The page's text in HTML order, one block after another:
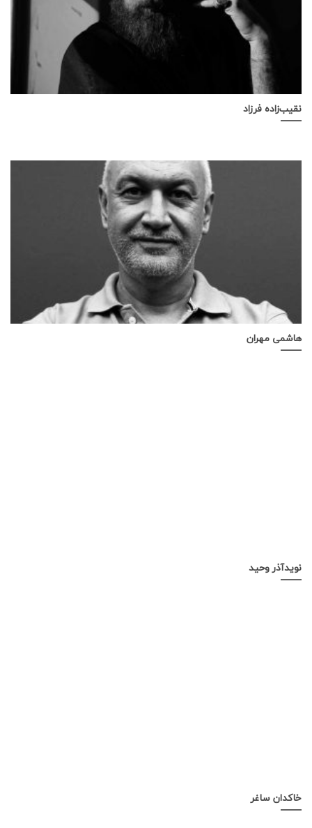
نقیب‌زاده فرزاد
هاشمی مهران
نویدآذر وحید
خاکدان ساغر